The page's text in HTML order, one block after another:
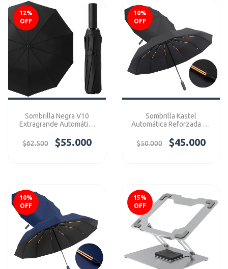
12%
OFF
Sombrilla Negra V10
Extragrande Automática
V10AutoExtraG
$62.500 $55.000
10%
OFF
Sombrilla Kastel
Automática Reforzada 10
$50.000
$45.000
10%
OFF
15%
OFF